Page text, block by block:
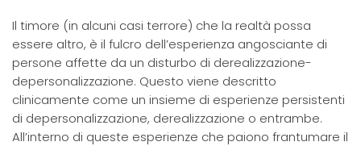
Il timore (in alcuni casi terrore) che la realtà possa
essere altro, è il fulcro dell’esperienza angosciante di
persone affette da un disturbo di derealizzazione-
depersonalizzazione. Questo viene descritto
clinicamente come un insieme di esperienze persistenti
di depersonalizzazione, derealizzazione o entrambe.
All’interno di queste esperienze che paiono frantumare il